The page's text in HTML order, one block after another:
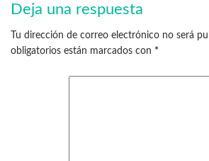
Deja una respuesta
Tu dirección de correo electrónico no será
obligatorios están marcados con *